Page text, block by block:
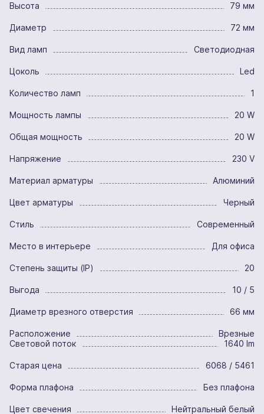
Высота 79 мм
Диаметр 72 мм
Вид ламп Светодиодная
Цоколь Led
Количество ламп 1
Мощность лампы 20 W
Общая мощность 20 W
Напряжение 230 V
Материал арматуры Алюминий
Цвет арматуры Черный
Стиль Современный
Место в интерьере Для офиса
Степень защиты (IP) 20
Выгода 10 / 5
Диаметр врезного отверстия 66 мм
Расположение
Врезные
Световой поток
1640 lm
Старая цена 6068 / 5461
Форма плафона Без плафона
Цвет свечения Нейтральный белый